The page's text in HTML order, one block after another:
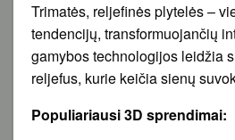
Trimatės, reljefinės plytelės –
tendencijų, transformuojančių
gamybos technologijos leidžia
reljefus, kurie keičia sienų
Populiariausi 3D sprendimai: